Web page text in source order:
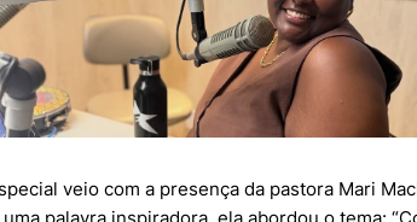
veio com a presença da pastora Mari